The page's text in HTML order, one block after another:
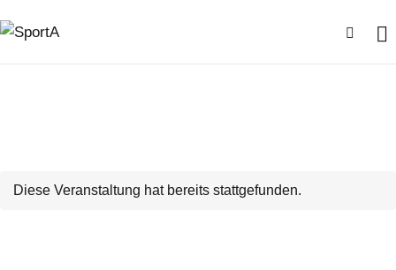
Diese Veranstaltung hat bereits stattgefunden.